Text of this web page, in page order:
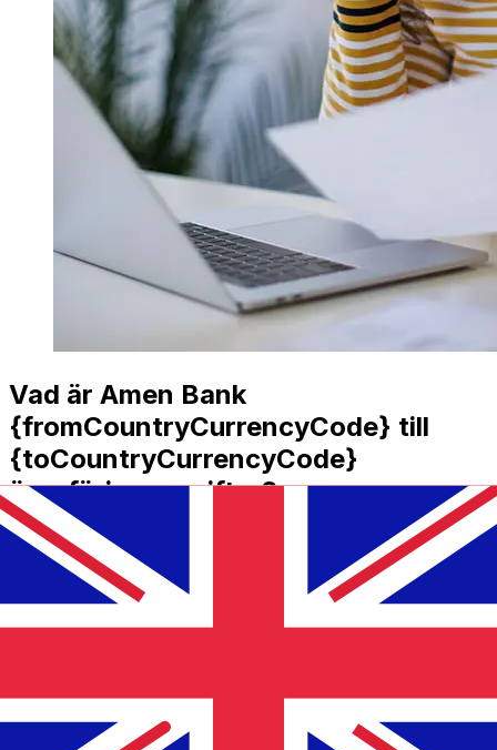
Vad är Amen Bank
{fromCountryCurrencyCode} till
{toCountryCurrencyCode}
överföringsavgifter?
Amen Bank internationella penningöverföringskostnader
från TND till GBP beror på faktorer som
överföringsbeloppet. Vanligtvis kommer större
överföringar med lägre avgifter och bättre växelkurser.
Kontrollera jämförelsetabellen för att jämföra Amen
Varför överföra med Xe istället för
traditionella banker?